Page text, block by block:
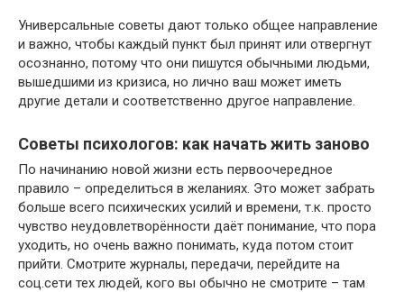
Универсальные советы дают только общее направление
и важно, чтобы каждый пункт был принят или отвергнут
осознанно, потому что они пишутся обычными людьми,
вышедшими из кризиса, но лично ваш может иметь
другие детали и соответственно другое направление.
Советы психологов: как начать жить заново
По начинанию новой жизни есть первоочередное
правило – определиться в желаниях. Это может забрать
больше всего психических усилий и времени, т.к. просто
чувство неудовлетворённости даёт понимание, что пора
уходить, но очень важно понимать, куда потом стоит
прийти. Смотрите журналы, передачи, перейдите на
соц.сети тех людей, кого вы обычно не смотрите – там